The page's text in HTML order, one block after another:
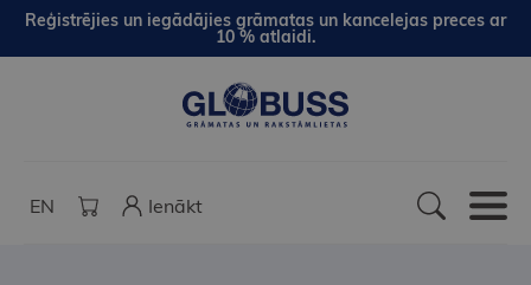
Reģistrējies un iegādājies grāmatas un kancelejas preces ar
10 % atlaidi.
EN Ienākt